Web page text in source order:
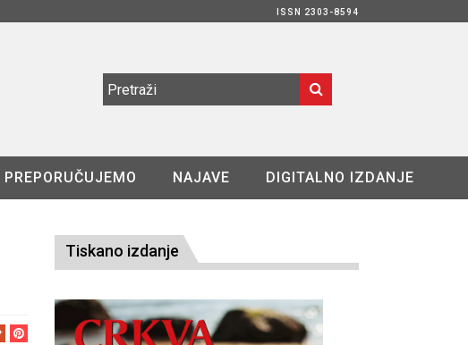
ISSN 2303-8594
PREPORUČUJEMO NAJAVE DIGITALNO IZDANJE
Tiskano izdanje